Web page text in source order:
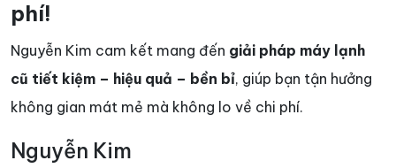
phí!
Nguyễn Kim cam kết mang đến giải pháp máy lạnh
cũ tiết kiệm – hiệu quả – bền bỉ, giúp bạn tận hưởng
không gian mát mẻ mà không lo về chi phí.
Nguyễn Kim